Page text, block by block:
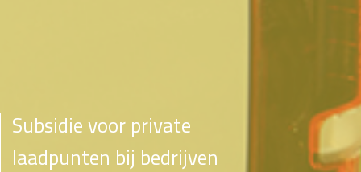
Subsidie voor private
laadpunten bij bedrijven